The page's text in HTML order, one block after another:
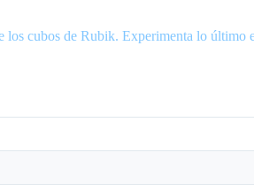
cubos de Rubik. Experimenta lo último